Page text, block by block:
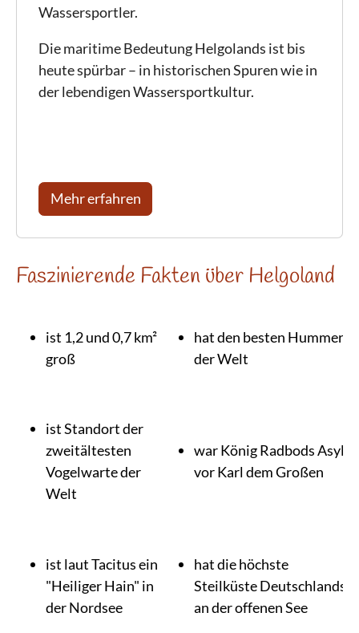
Wassersportler.
Die maritime Bedeutung Helgolands ist bis
heute spürbar – in historischen Spuren wie in
der lebendigen Wassersportkultur.
Mehr erfahren
Faszinierende Fakten über Helgoland
ist 1,2 und 0,7 km²
groß
hat den besten Hummer
der Welt
ist Standort der
zweitältesten
Vogelwarte der
Welt
war König Radbods Asyl
vor Karl dem Großen
ist laut Tacitus ein
"Heiliger Hain" in
der Nordsee
hat die höchste
Steilküste Deutschlands
an der offenen See